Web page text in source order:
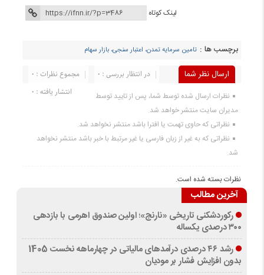
لینک کوتاه
برچسب ها : تامین سرمایه تمدن، اعتبار سنجی، بازار سهام
ارسال نظر شما مجموع نظرات : 0
در انتظار بررسی : 0
انتشار یافته : 0
نظرات ارسال شده توسط شما، پس از تایید توسط
مدیران سایت منتشر خواهد شد.
نظراتی که حاوی تهمت یا افترا باشد منتشر نخواهد شد.
نظراتی که به غیر از زبان فارسی یا غیر مرتبط با خبر باشد منتشر نخواهد
شد.
نظرات بسته شده است.
آخرین مطالب
رکوردشکنی تاریخی «نارنج»؛ اولین صندوق اهرمی با بازدهی
۳۰۰ درصدی یکساله
رشد ۴۶ درصدی درآمدهای مالیاتی در چهارماهه نخست 1405
بدون افزایش فشار بر مودیان